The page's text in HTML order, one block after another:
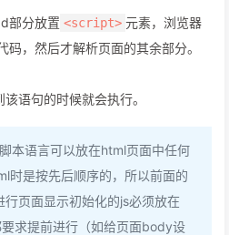
部分放置 <script> 元素，浏览器
，然后才解析页面的其余部分。
语句的时候就会执行。
本语言可以放在html页面中任何
时是按先后顺序的，所以前面的
页面显示初始化的js必须放在
求提前进行（如给页面body设